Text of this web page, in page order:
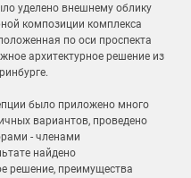
уделено внешнему облику
композиции комплекса
по оси проспекта
архитектурное решение из
было приложено много
вариантов, проведено
- членами
найдено
решение, преимущества